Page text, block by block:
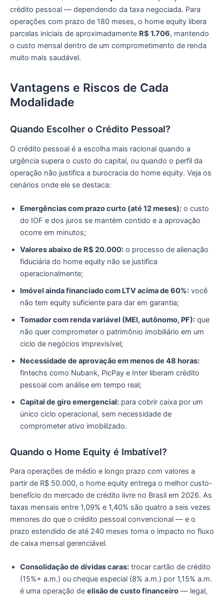
crédito pessoal — dependendo da taxa negociada. Para
operações com prazo de 180 meses, o home equity libera
parcelas iniciais de aproximadamente R$ 1.706, mantendo
o custo mensal dentro de um comprometimento de renda
muito mais saudável.
Vantagens e Riscos de Cada
Modalidade
Quando Escolher o Crédito Pessoal?
O crédito pessoal é a escolha mais racional quando a
urgência supera o custo do capital, ou quando o perfil da
operação não justifica a burocracia do home equity. Veja os
cenários onde ele se destaca:
Emergências com prazo curto (até 12 meses): o custo
do IOF e dos juros se mantém contido e a aprovação
ocorre em minutos;
Valores abaixo de R$ 20.000: o processo de alienação
fiduciária do home equity não se justifica
operacionalmente;
Imóvel ainda financiado com LTV acima de 60%: você
não tem equity suficiente para dar em garantia;
Tomador com renda variável (MEI, autônomo, PF): que
não quer comprometer o patrimônio imobiliário em um
ciclo de negócios imprevisível;
Necessidade de aprovação em menos de 48 horas:
fintechs como Nubank, PicPay e Inter liberam crédito
pessoal com análise em tempo real;
Capital de giro emergencial: para cobrir caixa por um
único ciclo operacional, sem necessidade de
comprometer ativo imobilizado.
Quando o Home Equity é Imbatível?
Para operações de médio e longo prazo com valores a
partir de R$ 50.000, o home equity entrega o melhor custo-
benefício do mercado de crédito livre no Brasil em 2026. As
taxas mensais entre 1,09% e 1,40% são quatro a seis vezes
menores do que o crédito pessoal convencional — e o
prazo estendido de até 240 meses torna o impacto no fluxo
de caixa mensal gerenciável.
Consolidação de dívidas caras: trocar cartão de crédito
(15%+ a.m.) ou cheque especial (8% a.m.) por 1,15% a.m.
é uma operação de elisão de custo financeiro — legal,